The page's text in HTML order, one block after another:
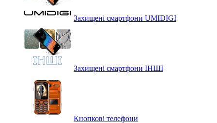
Захищені смартфони UMIDIGI
Захищені смартфони ІНШІ
Кнопкові телефони